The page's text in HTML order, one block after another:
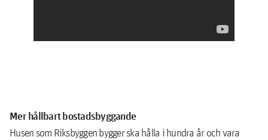
Mer hållbart bostadsbyggande
Husen som Riksbyggen bygger ska hålla i hundra år och vara